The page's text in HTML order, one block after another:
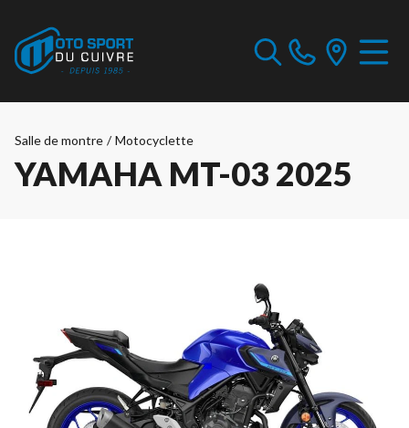
Salle de montre / Motocyclette
YAMAHA MT-03 2025